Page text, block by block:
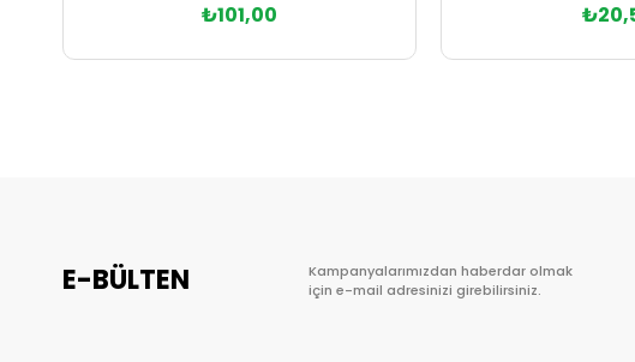
₺101,00
E-BÜLTEN
Kampanyalarımızdan haberdar olmak
için e-mail adresinizi girebilirsiniz.